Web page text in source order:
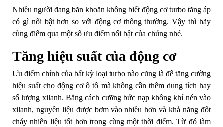
Nhiều người đang băn khoăn không biết động cơ turbo tăng áp
có gì nổi bật hơn so với động cơ thông thường. Vậy thì hãy
cùng điểm qua một số ưu điểm nổi bật của chúng nhé.
Tăng hiệu suất của động cơ
Ưu điểm chính của bất kỳ loại turbo nào cũng là để tăng cường
hiệu suất cho động cơ ô tô mà không cần thêm dung tích hay
số lượng xilanh. Bằng cách cưỡng bức nạp không khí nén vào
xilanh, nguyên liệu được bơm vào nhiều hơn và khả năng đốt
cháy nhiên liệu tốt hơn trong cùng một thời điểm. Từ đó làm